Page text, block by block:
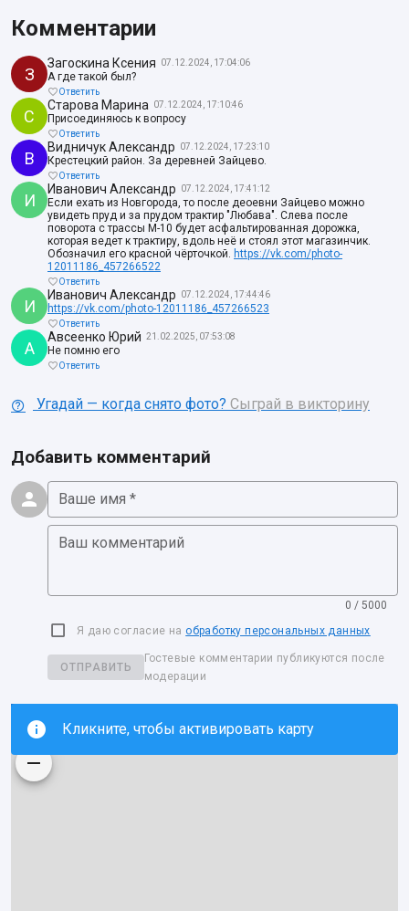
Комментарии
З
Загоскина Ксения 07.12.2024, 17:04:06
А где такой был?
Ответить
С
Старова Марина 07.12.2024, 17:10:46
Присоединяюсь к вопросу
Ответить
В
Видничук Александр 07.12.2024, 17:23:10
Крестецкий район. За деревней Зайцево.
Ответить
И
Иванович Александр 07.12.2024, 17:41:12
Если ехать из Новгорода, то после деоевни Зайцево можно
увидеть пруд и за прудом трактир "Любава". Слева после
поворота с трассы М-10 будет асфальтированная дорожка,
которая ведет к трактиру, вдоль неё и стоял этот магазинчик.
Обозначил его красной чёрточкой. https://vk.com/photo-
12011186_457266522
Ответить
И
Иванович Александр 07.12.2024, 17:44:46
https://vk.com/photo-12011186_457266523
Ответить
А
Авсеенко Юрий 21.02.2025, 07:53:08
Не помню его
Ответить
Угадай — когда снято фото? Сыграй в викторину
Добавить комментарий
Ваше имя *
Ваш комментарий
0 / 5000
Я даю согласие на обработку персональных данных
ОТПРАВИТЬ
Гостевые комментарии публикуются после
модерации
Кликните, чтобы активировать карту